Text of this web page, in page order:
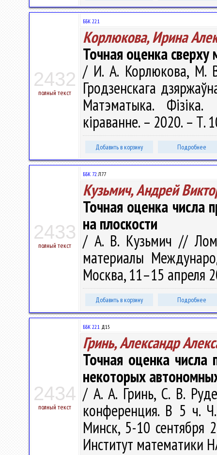
2432
полный текст
ББК 22.1
Корлюкова, Ирина
Точная оценка
/ И. А. Корлюкова, М.
Гродзенскага
Матэматыка. Фізіка.
кіраванне. – 2020. –
Добавить в корзину Подробнее
2433
полный текст
ББК 72.Л77
Кузьмич, Андрей
Точная оценка числа
на плоскости
/ А. В. Кузьмич //
материалы
Москва, 11–15 апреля
Добавить в корзину Подробнее
2434
полный текст
ББК 22.1 Д15
Гринь, Александр
Точная оценка
некоторых
/ А. А. Гринь, С. В.
конференция. В 5 ч.
Минск, 5-10 сентября
Институт математики